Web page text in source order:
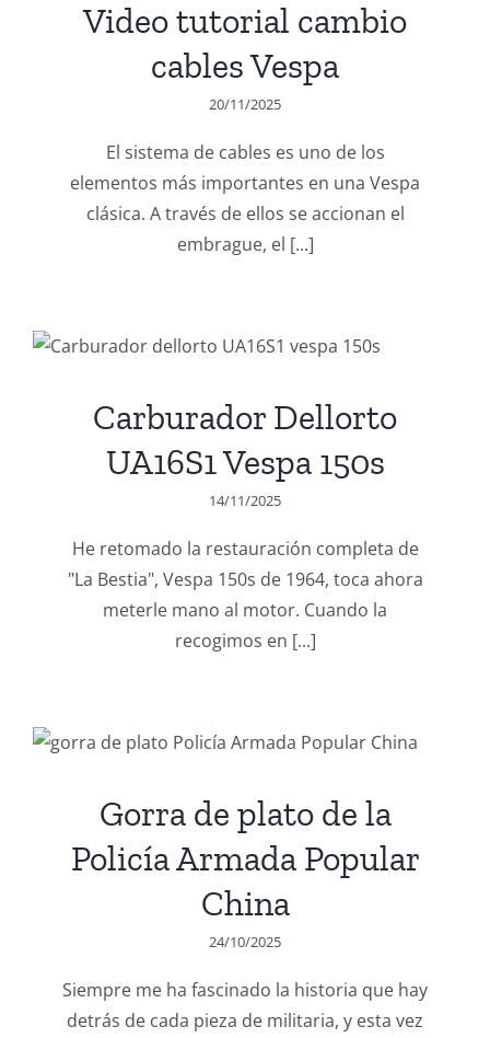
Video tutorial cambio
cables Vespa
20/11/2025
El sistema de cables es uno de los
elementos más importantes en una Vespa
clásica. A través de ellos se accionan el
embrague, el [...]
Carburador Dellorto
UA16S1 Vespa 150s
14/11/2025
He retomado la restauración completa de
"La Bestia", Vespa 150s de 1964, toca ahora
meterle mano al motor. Cuando la
recogimos en [...]
Gorra de plato de la
Policía Armada Popular
China
24/10/2025
Siempre me ha fascinado la historia que hay
detrás de cada pieza de militaria, y esta vez